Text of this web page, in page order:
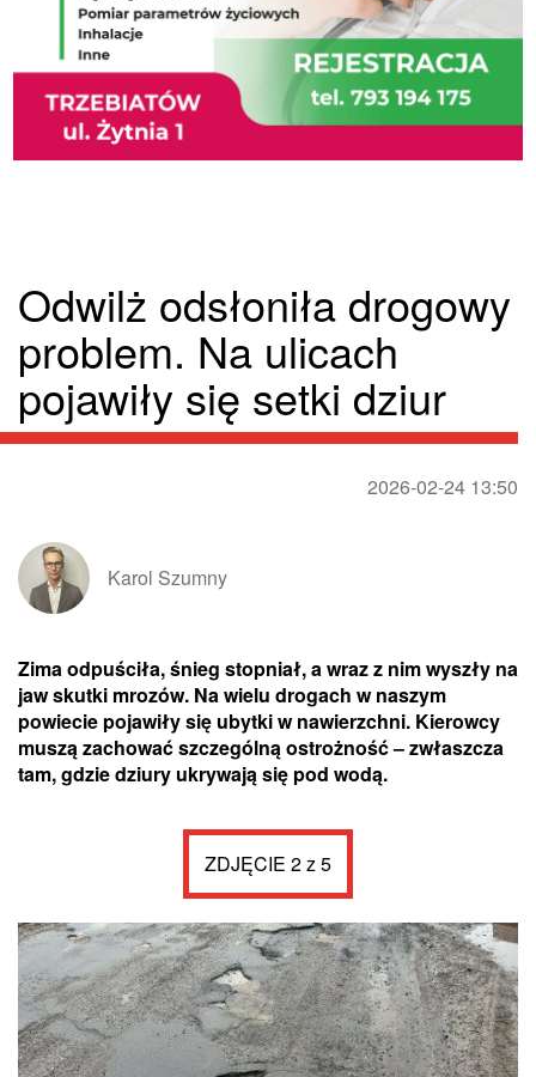
Odwilż odsłoniła drogowy
problem. Na ulicach
pojawiły się setki dziur
2026-02-24 13:50
Karol Szumny
Zima odpuściła, śnieg stopniał, a wraz z nim wyszły na
jaw skutki mrozów. Na wielu drogach w naszym
powiecie pojawiły się ubytki w nawierzchni. Kierowcy
muszą zachować szczególną ostrożność – zwłaszcza
tam, gdzie dziury ukrywają się pod wodą.
ZDJĘCIE 2 z 5